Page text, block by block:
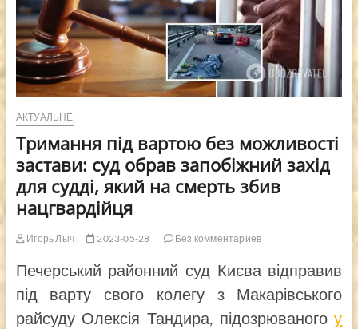
АКТУАЛЬНЕ
Тримання під вартою без можливості
застави: суд обрав запобіжний захід
для судді, який на смерть збив
нацгвардійця
Игорь Лыч 2023-05-28 Без комментариев
Печерський районний суд Києва відправив
під варту свого колегу з Макарівського
райсуду Олексія Тандира, підозрюваногоу